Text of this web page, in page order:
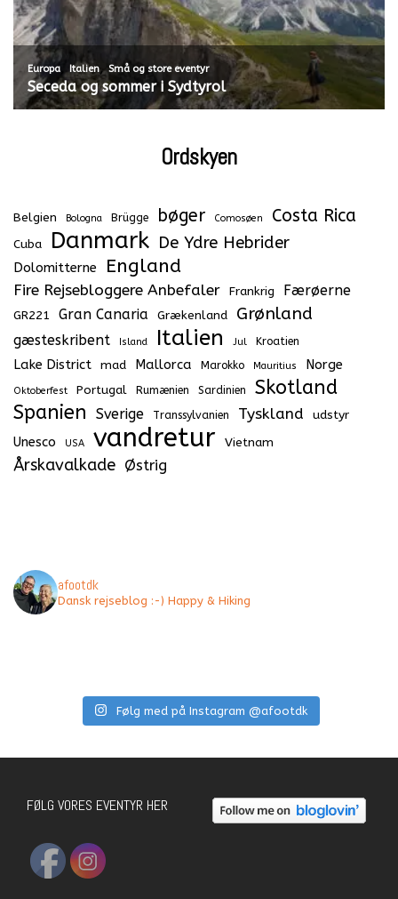
Europa, Italien,Små og store eventyr
Seceda og sommer i Sydtyrol
Ordskyen
Belgien Bologna Brügge bøger Comosøen Costa Rica
Cuba Danmark De Ydre Hebrider
Dolomitterne England
Fire Rejsebloggere Anbefaler Frankrig Færøerne
GR221 Gran Canaria Grækenland Grønland
gæsteskribent Island Italien Jul Kroatien
Lake District mad Mallorca Marokko Mauritius Norge
Oktoberfest Portugal Rumænien Sardinien
Skotland
Spanien
Sverige Transsylvanien Tyskland udstyr
Unesco USA vandretur Vietnam
Årskavalkade Østrig
afootdk
Dansk rejseblog :-) Happy & Hiking
Følg med på Instagram @afootdk
FØLG VORES EVENTYR HER